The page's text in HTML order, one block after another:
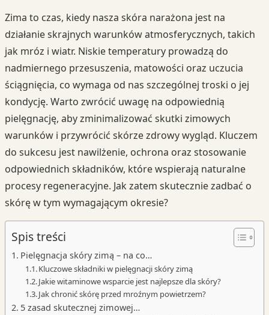
Zima to czas, kiedy nasza skóra narażona jest na
działanie skrajnych warunków atmosferycznych, takich
jak mróz i wiatr. Niskie temperatury prowadzą do
nadmiernego przesuszenia, matowości oraz uczucia
ściągnięcia, co wymaga od nas szczególnej troski o jej
kondycję. Warto zwrócić uwagę na odpowiednią
pielęgnację, aby zminimalizować skutki zimowych
warunków i przywrócić skórze zdrowy wygląd. Kluczem
do sukcesu jest nawilżenie, ochrona oraz stosowanie
odpowiednich składników, które wspierają naturalne
procesy regeneracyjne. Jak zatem skutecznie zadbać o
skórę w tym wymagającym okresie?
Spis treści
Pielęgnacja skóry zimą – na co…
Kluczowe składniki w pielęgnacji skóry zimą
Jakie witaminowe wsparcie jest najlepsze dla skóry?
Jak chronić skórę przed mroźnym powietrzem?
5 zasad skutecznej zimowej…